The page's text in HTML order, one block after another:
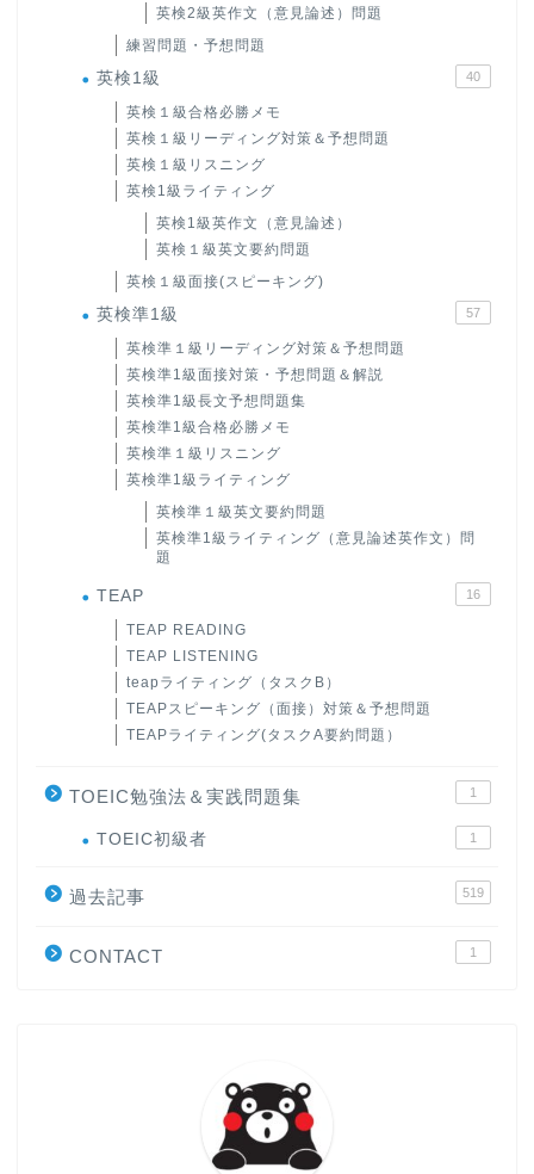
英検2級英作文（意見論述）問題
練習問題・予想問題
英検1級 40
英検１級合格必勝メモ
英検１級リーディング対策＆予想問題
英検１級リスニング
英検1級ライティング
英検1級英作文（意見論述）
英検１級英文要約問題
英検１級面接(スピーキング)
英検準1級 57
英検準１級リーディング対策＆予想問題
英検準1級面接対策・予想問題＆解説
英検準1級長文予想問題集
英検準1級合格必勝メモ
英検準１級リスニング
英検準1級ライティング
英検準１級英文要約問題
英検準1級ライティング（意見論述英作文）問
題
TEAP 16
TEAP READING
TEAP LISTENING
teapライティング（タスクB）
TEAPスピーキング（面接）対策＆予想問題
TEAPライティング(タスクA要約問題）
TOEIC勉強法＆実践問題集 1
TOEIC初級者 1
過去記事 519
CONTACT 1
大学入試英語対策講座
英語名言・格言・カッコい